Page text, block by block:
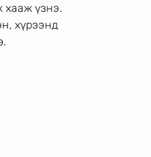
хааж үзнэ.
хүрээнд